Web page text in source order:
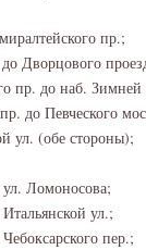
пр.;
Дворцового
пр. до наб. Зимней
до Певческого
ул. (обе стороны);
Ломоносова;
ул.;
пер.;